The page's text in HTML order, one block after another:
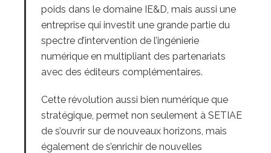
poids dans le domaine IE&D, mais aussi une
entreprise qui investit une grande partie du
spectre d’intervention de l’ingénierie
numérique en multipliant des partenariats
avec des éditeurs complémentaires.
Cette révolution aussi bien numérique que
stratégique, permet non seulement à SETIAE
de s’ouvrir sur de nouveaux horizons, mais
également de s’enrichir de nouvelles